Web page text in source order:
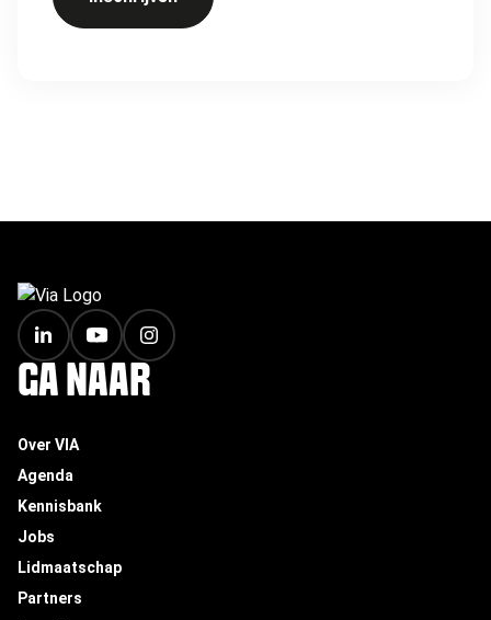
FOOTER
GA NAAR
Over VIA
Agenda
Kennisbank
Jobs
Lidmaatschap
Partners